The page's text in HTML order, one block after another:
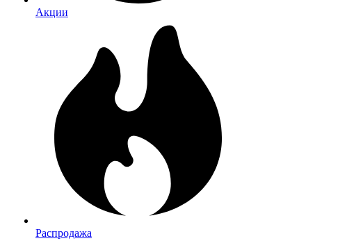
Акции
Распродажа